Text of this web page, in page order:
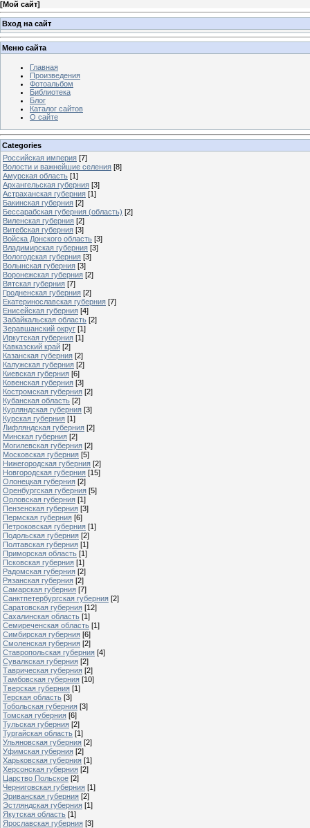
[Мой сайт]
Вход на сайт
Меню сайта
Главная
Произведения
Фотоальбом
Библиотека
Блог
Каталог сайтов
О сайте
Categories
Российская империя [7]
Волости и важнейшие селения [8]
Амурская область [1]
Архангельская губерния [3]
Астраханская губерния [1]
Бакинская губерния [2]
Бессарабская губерния (область) [2]
Виленская губерния [2]
Витебская губерния [3]
Войска Донского область [3]
Владимирская губерния [3]
Вологодская губерния [3]
Волынская губерния [3]
Воронежская губерния [2]
Вятская губерния [7]
Гродненская губерния [2]
Екатеринославская губерния [7]
Енисейская губерния [4]
Забайкальская область [2]
Зеравшанский округ [1]
Иркутская губерния [1]
Кавказский край [2]
Казанская губерния [2]
Калужская губерния [2]
Киевская губерния [6]
Ковенская губерния [3]
Костромская губерния [2]
Кубанская область [2]
Курляндская губерния [3]
Курская губерния [1]
Лифляндская губерния [2]
Минская губерния [2]
Могилевская губерния [2]
Московская губерния [5]
Нижегородская губерния [2]
Новгородская губерния [15]
Олонецкая губерния [2]
Оренбургская губерния [5]
Орловская губерния [1]
Пензенская губерния [3]
Пермская губерния [6]
Петроковская губерния [1]
Подольская губерния [2]
Полтавская губерния [1]
Приморская область [1]
Псковская губерния [1]
Радомская губерния [2]
Рязанская губерния [2]
Самарская губерния [7]
Санктпетербургская губерния [2]
Саратовская губерния [12]
Сахалинская область [1]
Семиреченская область [1]
Симбирская губерния [6]
Смоленская губерния [2]
Ставропольская губерния [4]
Сувалкская губерния [2]
Таврическая губерния [2]
Тамбовская губерния [10]
Тверская губерния [1]
Терская область [3]
Тобольская губерния [3]
Томская губерния [6]
Тульская губерния [2]
Тургайская область [1]
Ульяновская губерния [2]
Уфимская губерния [2]
Харьковская губерния [1]
Херсонская губерния [2]
Царство Польское [2]
Черниговская губерния [1]
Эриванская губерния [2]
Эстляндская губерния [1]
Якутская область [1]
Ярославская губерния [3]